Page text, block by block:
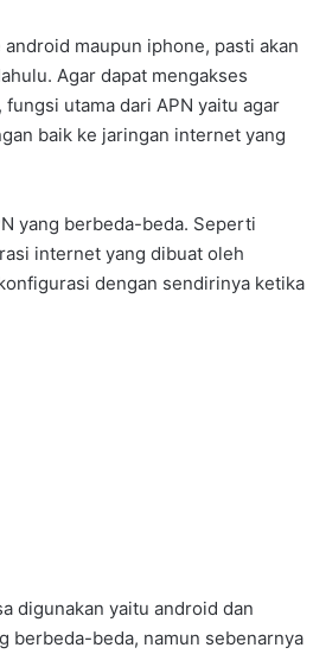
maupun iphone, pasti akan
Agar dapat mengakses
utama dari APN yaitu agar
baik ke jaringan internet yang
yang berbeda-beda. Seperti
internet yang dibuat oleh
dengan sendirinya ketika
digunakan yaitu android dan
berbeda-beda, namun sebenarnya